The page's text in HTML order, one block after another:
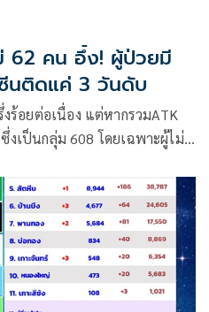
62 คน อึ้ง! ผู้ป่วยมี
ซีนติดแค่ 3 วันดับ
ร้อยต่อเนื่อง แต่หากรวมATK
งเป็นกลุ่ม 608 โดยเฉพาะผู้ไม่